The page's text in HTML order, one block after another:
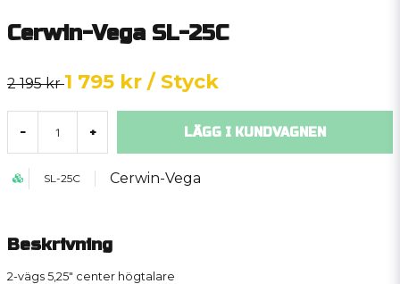
Cerwin-Vega SL-25C
2 195 kr1 795 kr / Styck
- + LÄGG I KUNDVAGNEN
SL-25C Cerwin-Vega
Beskrivning
2-vägs 5,25" center högtalare